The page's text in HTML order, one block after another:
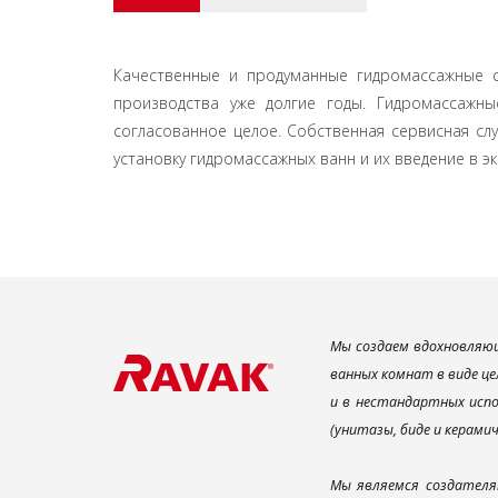
Качественные и продуманные гидромассажные
производства уже долгие годы.
согласованное целое. Собственная сервисная
установку гидромассажных ванн и их введение в
Мы создаем
ванных комнат в виде
и в нестандартных
(унитазы, биде и
Мы являемся